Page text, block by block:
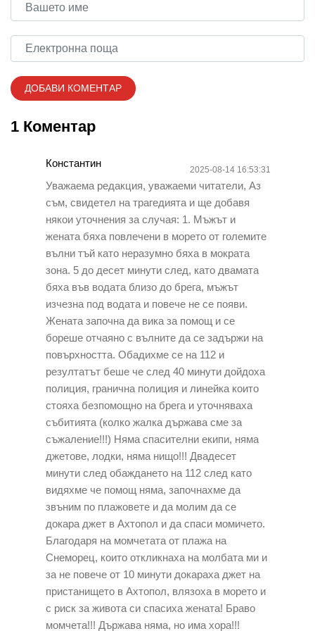
1 Коментар
Константин
2025-08-14 16:53:31
Уважаема редакция, уважаеми читатели, Аз
съм, свидетел на трагедията и ще добавя
някои уточнения за случая: 1. Мъжът и
жената бяха повлечени в морето от големите
вълни тъй като неразумно бяха в мократа
зона. 5 до десет минути след, като двамата
бяха във водата близо до брега, мъжът
изчезна под водата и повече не се появи.
Жената започна да вика за помощ и се
бореше отчаяно с вълните да се задържи на
повърхността. Обадихме се на 112 и
резултатът беше че след 40 минути дойдоха
полиция, гранична полиция и линейка които
стояха безпомощно на брега и уточняваха
събитията (колко жалка държава сме за
съжаление!!!) Няма спасителни екипи, няма
джетове, лодки, няма нищо!!! Двадесет
минути след обаждането на 112 след като
видяхме че помощ няма, започнахме да
звъним по плажовете и да молим да се
докара джет в Ахтопол и да спаси момичето.
Благодаря на момчетата от плажа на
Снеморец, които откликнаха на молбата ми и
за не повече от 10 минути докараха джет на
пристанището в Ахтопол, влязоха в морето и
с риск за живота си спасиха жената! Браво
момчета!!! Държава няма, но има хора!!!